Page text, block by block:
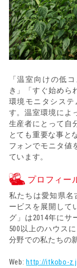
「温室向けの低
き」「すぐ始めら
環境モニタシス
す。温室環境によ
生産者にとって自
とても重要な事と
フォンでモニタ値
ています。
プロフィー
私たちは愛知県名
ービスを展開して
グ」は2014年にサ
500以上のハウス
分野での私たちの
Web:http://itkobo-